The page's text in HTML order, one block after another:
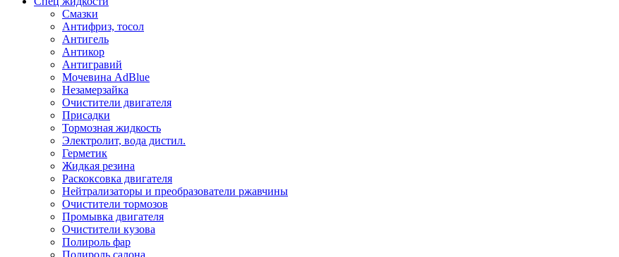
Смазки
Антифриз, тосол
Антигель
Антикор
Антигравий
Мочевина AdBlue
Незамерзайка
Очистители двигателя
Присадки
Тормозная жидкость
Электролит, вода дистил.
Герметик
Жидкая резина
Раскоксовка двигателя
Нейтрализаторы и преобразователи ржавчины
Очистители тормозов
Промывка двигателя
Очистители кузова
Полироль фар
Полироль салона